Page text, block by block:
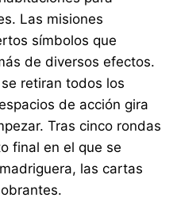
Las misiones
símbolos que
de diversos efectos.
retiran todos los
de acción gira
Tras cinco rondas
final en el que se
las cartas